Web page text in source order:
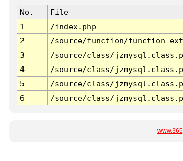
No. File
1
/index.php
2
/source/function/
3
/source/class/
4
/source/class/
5
/source/class/
6
/source/class/